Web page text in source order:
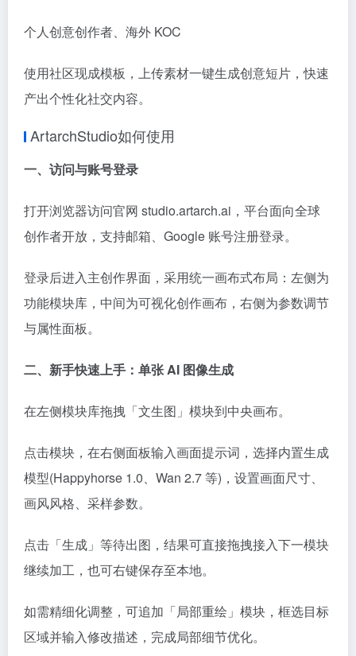
个人创意创作者、海外 KOC
使用社区现成模板，上传素材一键生成创意短片，快速
产出个性化社交内容。
ArtarchStudio如何使用
一、访问与账号登录
打开浏览器访问官网 studio.artarch.ai，平台面向全球
创作者开放，支持邮箱、Google 账号注册登录。
登录后进入主创作界面，采用统一画布式布局：左侧为
功能模块库，中间为可视化创作画布，右侧为参数调节
与属性面板。
二、新手快速上手：单张 AI 图像生成
在左侧模块库拖拽「文生图」模块到中央画布。
点击模块，在右侧面板输入画面提示词，选择内置生成
模型(Happyhorse 1.0、Wan 2.7 等)，设置画面尺寸、
画风风格、采样参数。
点击「生成」等待出图，结果可直接拖拽接入下一模块
继续加工，也可右键保存至本地。
如需精细化调整，可追加「局部重绘」模块，框选目标
区域并输入修改描述，完成局部细节优化。